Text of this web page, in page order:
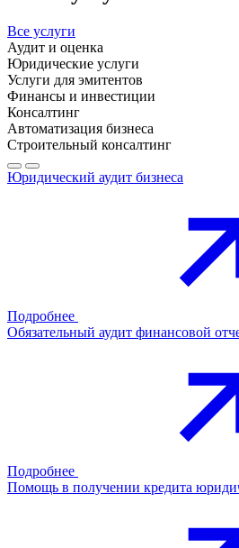
Все услуги
Аудит и оценка
Юридические услуги
Услуги для эмитентов
Финансы и инвестиции
Консалтинг
Автоматизация бизнеса
Строительный консалтинг
Юридический аудит бизнеса
Подробнее
Обязательный аудит финансовой
Подробнее
Помощь в получении кредита